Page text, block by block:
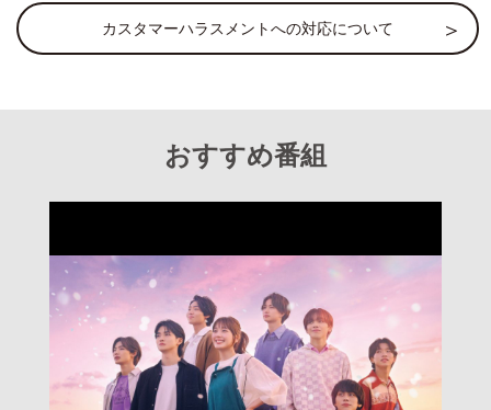
カスタマーハラスメントへの対応について
おすすめ番組